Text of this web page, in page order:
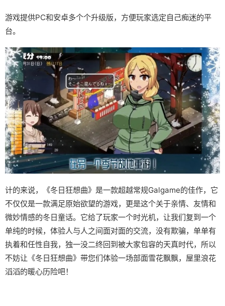
游戏提供PC和安卓多个个升级版，方便玩家选定自己痴迷的平
台。
计的来说，《冬日狂想曲》是一款​​超越常规Galgame的佳作​​，它
不仅仅是一款满足原始欲望的游戏，更是这个关于亲情、友情和
微妙情感的冬日童话。它给了玩家一个时光机，让我们复到一个
单纯的时候，体验人与人之间面对面的交流，没有欺骗，单单有
执着和任性自我，独一没二终回到被大家包容的天真时代，所以
不妨让《冬日狂想曲》带您们体验一场​​部面雪花飘飘，屋里浪花
滔滔​​的暖心历险吧！